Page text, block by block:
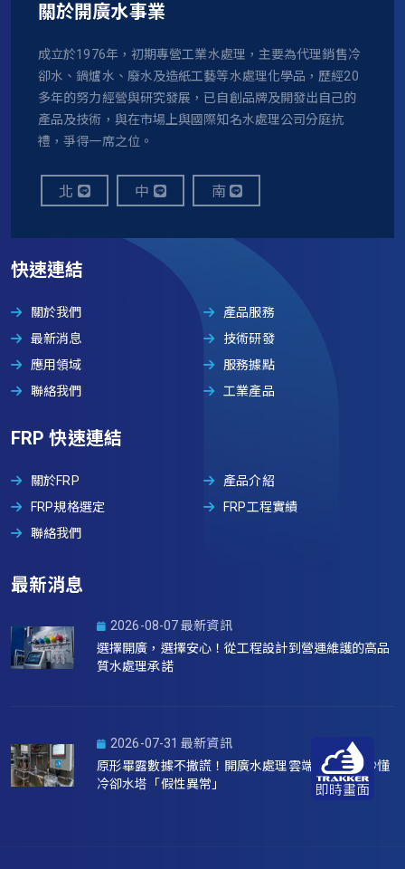
關於開廣水事業
成立於1976年，初期專營工業水處理，主要為代理銷售冷
卻水、鍋爐水、廢水及造紙工藝等水處理化學品，歷經20
多年的努力經營與研究發展，已自創品牌及開發出自己的
產品及技術，與在市場上與國際知名水處理公司分庭抗
禮，爭得一席之位。
北 中 南
快速連結
關於我們
產品服務
最新消息
技術研發
應用領域
服務據點
聯絡我們
工業產品
FRP 快速連結
關於FRP
產品介紹
FRP規格選定
FRP工程實績
聯絡我們
最新消息
2026-08-07 最新資訊
選擇開廣，選擇安心！從工程設計到營運維護的高品
質水處理承諾
2026-07-31 最新資訊
原形畢露數據不撒謊！開廣水處理雲端系統如何秒懂
冷卻水塔「假性異常」